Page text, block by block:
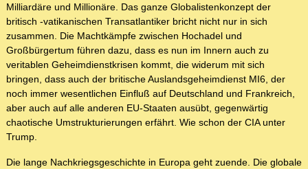
Milliardäre und Millionäre. Das ganze Globalistenkonzept der
britisch -vatikanischen Transatlantiker bricht nicht nur in sich
zusammen. Die Machtkämpfe zwischen Hochadel und
Großbürgertum führen dazu, dass es nun im Innern auch zu
veritablen Geheimdienstkrisen kommt, die widerum mit sich
bringen, dass auch der britische Auslandsgeheimdienst MI6, der
noch immer wesentlichen Einfluß auf Deutschland und Frankreich,
aber auch auf alle anderen EU-Staaten ausübt, gegenwärtig
chaotische Umstrukturierungen erfährt. Wie schon der CIA unter
Trump.
Die lange Nachkriegsgeschichte in Europa geht zuende. Die globale